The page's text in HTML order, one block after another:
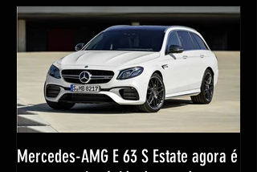
Mercedes-AMG E 63 S Estate agora é